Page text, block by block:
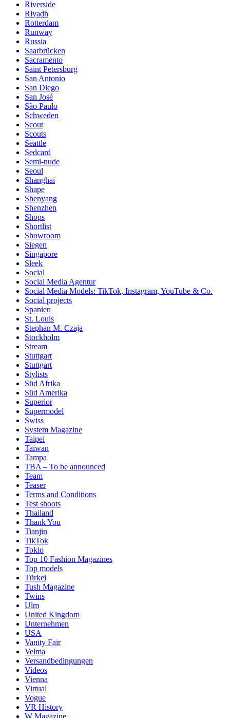
Riverside
Riyadh
Rotterdam
Runway
Russia
Saarbrücken
Sacramento
Saint Petersburg
San Antonio
San Diego
San José
São Paulo
Schweden
Scout
Scouts
Seattle
Sedcard
Semi-nude
Seoul
Shanghai
Shape
Shenyang
Shenzhen
Shops
Shortlist
Showroom
Siegen
Singapore
Sleek
Social
Social Media Agentur
Social Media Models: TikTok, Instagram, YouTube & Co.
Social projects
Spanien
St. Louis
Stephan M. Czaja
Stockholm
Stream
Stuttgart
Stuttgart
Stylists
Süd Afrika
Süd Amerika
Superior
Supermodel
Swiss
System Magazine
Taipei
Taiwan
Tampa
TBA – To be announced
Team
Teaser
Terms and Conditions
Test shoots
Thailand
Thank You
Tianjin
TikTok
Tokio
Top 10 Fashion Magazines
Top models
Türkei
Tush Magazine
Twins
Ulm
United Kingdom
Unternehmen
USA
Vanity Fair
Velma
Versandbedingungen
Videos
Vienna
Virtual
Vogue
VR History
W Magazine